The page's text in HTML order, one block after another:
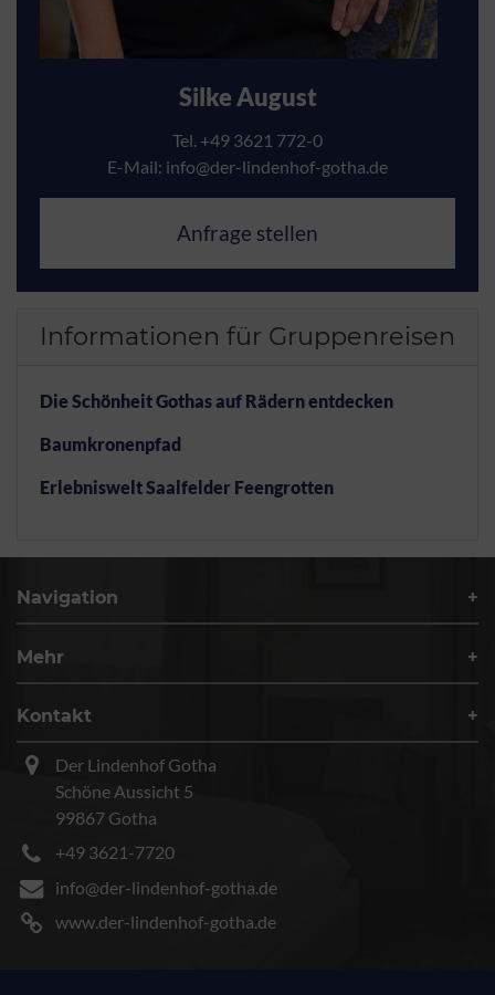
Silke August
Tel. +49 3621 772-0
E-Mail: info@der-lindenhof-gotha.de
Anfrage stellen
Informationen für Gruppenreisen
Die Schönheit Gothas auf Rädern entdecken
Baumkronenpfad
Erlebniswelt Saalfelder Feengrotten
Navigation
Mehr
Kontakt
Der Lindenhof Gotha
Schöne Aussicht 5
99867 Gotha
+49 3621-7720
info@der-lindenhof-gotha.de
www.der-lindenhof-gotha.de